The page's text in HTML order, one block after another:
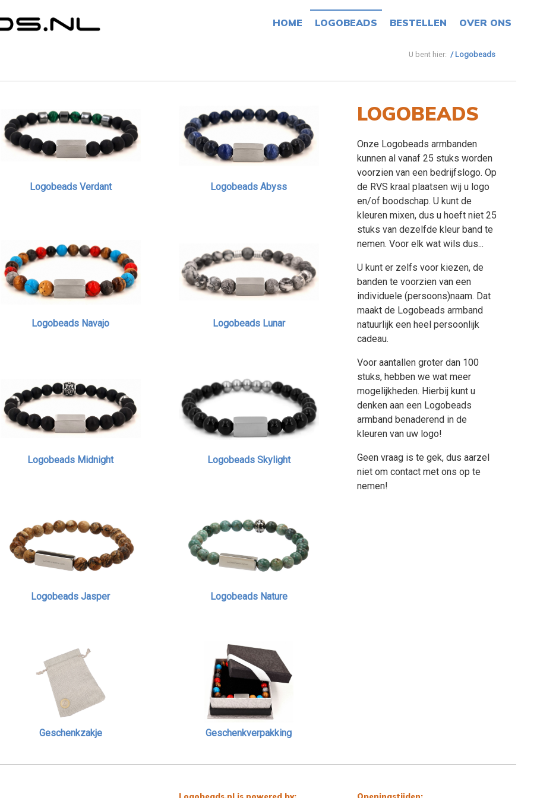
HOME LOGOBEADS BESTELLEN OVER ONS
U bent hier: Logobeads
Logobeads Verdant Logobeads Abyss
Logobeads Navajo Logobeads Lunar
Logobeads Midnight Logobeads Skylight
Logobeads Jasper Logobeads Nature
Geschenkzakje Geschenkverpakking
LOGOBEADS
Onze Logobeads armbanden
kunnen al vanaf 25 stuks worden
voorzien van een bedrijfslogo. Op
de RVS kraal plaatsen wij u logo
en/of boodschap. U kunt de
kleuren mixen, dus u hoeft niet 25
stuks van dezelfde kleur band te
nemen. Voor elk wat wils dus...
U kunt er zelfs voor kiezen, de
banden te voorzien van een
individuele (persoons)naam. Dat
maakt de Logobeads armband
natuurlijk een heel persoonlijk
cadeau.
Voor aantallen groter dan 100
stuks, hebben we wat meer
mogelijkheden. Hierbij kunt u
denken aan een Logobeads
armband benaderend in de
kleuren van uw logo!
Geen vraag is te gek, dus aarzel
niet om contact met ons op te
nemen!